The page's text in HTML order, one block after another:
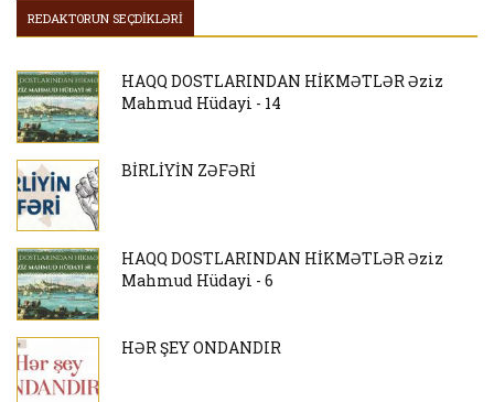
REDAKTORUN SEÇDİKLƏRİ
HAQQ DOSTLARINDAN HİKMƏTLƏR Əziz
Mahmud Hüdayi - 14
BİRLİYİN ZƏFƏRİ
HAQQ DOSTLARINDAN HİKMƏTLƏR Əziz
Mahmud Hüdayi - 6
HƏR ŞEY ONDANDIR